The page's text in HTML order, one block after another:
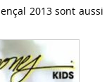
2013 sont aussi